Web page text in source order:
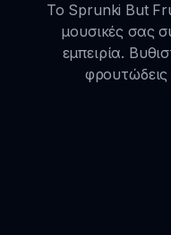
Το Sprunki But
μουσικές σας
εμπειρία.